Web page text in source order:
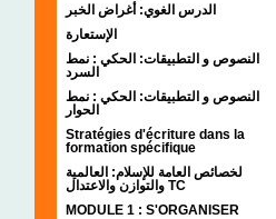
الدرس الغوي: أغراض الخبر
الإستعارة
النصوص و التطبيقات: الحكي : نمط
السرد
النصوص و التطبيقات: الحكي : نمط
الحوار
Stratégies d'écriture dans la
formation spécifique
لخصائص العامة للإسلام: العالمية
والتوازن والاعتدال TC
MODULE 1 : S'ORGANISER